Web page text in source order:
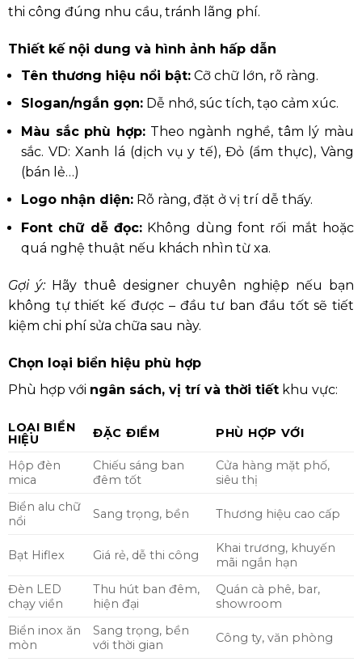
thi công đúng nhu cầu, tránh lãng phí.
Thiết kế nội dung và hình ảnh hấp dẫn
Tên thương hiệu nổi bật:Cỡ chữ lớn, rõ ràng.
Slogan/ngắn gọn:Dễ nhớ, súc tích, tạo cảm xúc.
Màu sắc phù hợp:Theo ngành nghề, tâm lý màu
sắc. VD: Xanh lá (dịch vụ y tế), Đỏ (ẩm thực), Vàng
(bán lẻ…)
Logo nhận diện:Rõ ràng, đặt ở vị trí dễ thấy.
Font chữ dễ đọc:Không dùng font rối mắt hoặc
quá nghệ thuật nếu khách nhìn từ xa.
Gợi ý:Hãy thuê designer chuyên nghiệp nếu bạn
không tự thiết kế được – đầu tư ban đầu tốt sẽ tiết
kiệm chi phí sửa chữa sau này.
Chọn loại biển hiệu phù hợp
Phù hợp với ngân sách, vị trí và thời tiếtkhu vực:
LOẠI BIỂN
HIỆU
ĐẶC ĐIỂM PHÙ HỢP VỚI
Hộp đèn
mica
Chiếu sáng ban
đêm tốt
Cửa hàng mặt phố,
siêu thị
Biển alu chữ
nổi
Sang trọng, bền Thương hiệu cao cấp
Bạt Hiflex Giá rẻ, dễ thi công
Khai trương, khuyến
mãi ngắn hạn
Đèn LED
chạy viền
Thu hút ban đêm,
hiện đại
Quán cà phê, bar,
showroom
Biển inox ăn
mòn
Sang trọng, bền
với thời gian
Công ty, văn phòng